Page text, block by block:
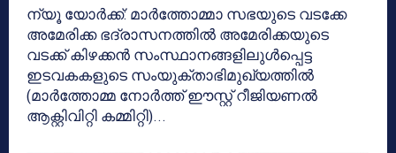
ന്യൂ യോർക്ക്: മാർത്തോമ്മാ സഭയുടെ വടക്കേ
അമേരിക്ക ഭദ്രാസനത്തിൽ അമേരിക്കയുടെ
വടക്ക് കിഴക്കൻ സംസ്ഥാനങ്ങളിലുൾപ്പെട്ട
ഇടവകകളുടെ സംയുക്താഭിമുഖ്യത്തിൽ
(മാർത്തോമ്മ നോർത്ത് ഈസ്റ്റ് റീജിയണൽ
ആക്റ്റിവിറ്റി കമ്മിറ്റി)...